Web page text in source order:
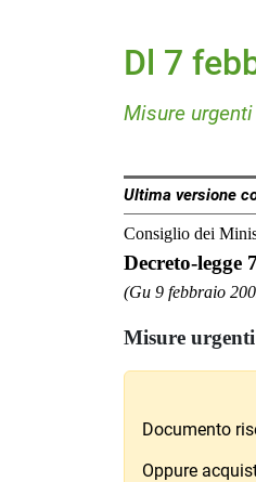
Dl 7
Misure
Ultima versione
Consiglio dei
Decreto-legge
(Gu 9 febbraio
Misure
Documento
Oppure